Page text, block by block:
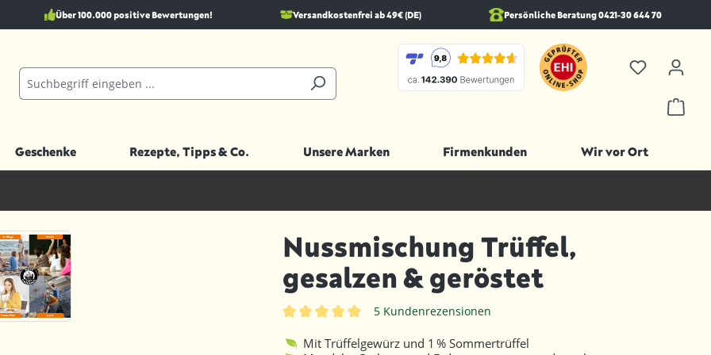
Über 100.000 positive Bewertungen! Versandkostenfrei ab 49€ (DE) Persönliche Beratung 0421-30 644 70
Geschenke Rezepte, Tipps & Co. Unsere Marken Firmenkunden Wir vor Ort
Nussmischung Trüffel,
gesalzen & geröstet
5 Kundenrezensionen
Mit Trüffelgewürz und 1 % Sommertrüffel